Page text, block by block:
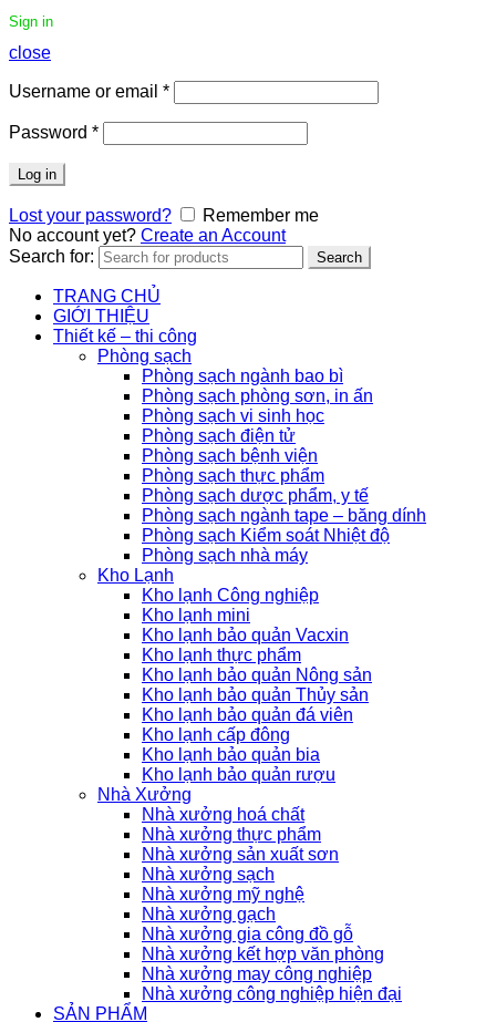
Sign in
close
Username or email *
Password *
Log in
Lost your password?
Remember me
No account yet? Create an Account
Search for:
Search
TRANG CHỦ
GIỚI THIỆU
Thiết kế – thi công
Phòng sạch
Phòng sạch ngành bao bì
Phòng sạch phòng sơn, in ấn
Phòng sạch vi sinh học
Phòng sạch điện tử
Phòng sạch bệnh viện
Phòng sạch thực phẩm
Phòng sạch dược phẩm, y tế
Phòng sạch ngành tape – băng dính
Phòng sạch Kiểm soát Nhiệt độ
Phòng sạch nhà máy
Kho Lạnh
Kho lạnh Công nghiệp
Kho lạnh mini
Kho lạnh bảo quản Vacxin
Kho lạnh thực phẩm
Kho lạnh bảo quản Nông sản
Kho lạnh bảo quản Thủy sản
Kho lạnh bảo quản đá viên
Kho lạnh cấp đông
Kho lạnh bảo quản bia
Kho lạnh bảo quản rượu
Nhà Xưởng
Nhà xưởng hoá chất
Nhà xưởng thực phẩm
Nhà xưởng sản xuất sơn
Nhà xưởng sạch
Nhà xưởng mỹ nghệ
Nhà xưởng gạch
Nhà xưởng gia công đồ gỗ
Nhà xưởng kết hợp văn phòng
Nhà xưởng may công nghiệp
Nhà xưởng công nghiệp hiện đại
SẢN PHẨM